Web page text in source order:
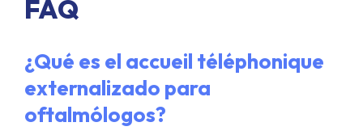
FAQ
¿Qué es el accueil téléphonique
externalizado para
oftalmólogos?